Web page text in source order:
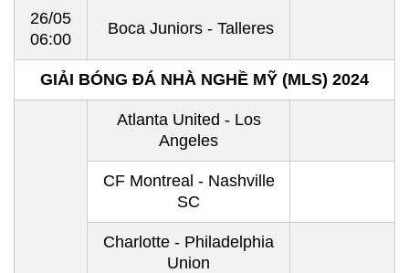
26/05
06:00
Boca Juniors - Talleres
GIẢI BÓNG ĐÁ NHÀ NGHỀ MỸ (MLS) 2024
Atlanta United - Los
Angeles
CF Montreal - Nashville
SC
Charlotte - Philadelphia
Union